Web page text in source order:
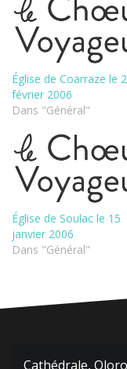
Église de Coarraze le
février 2006
Dans "Général"
Église de Soulac le 15
janvier 2006
Dans "Général"
Navigation
Cathédrale,